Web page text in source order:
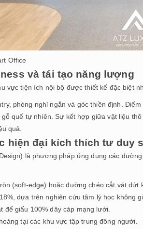
Office
và tái tạo năng lượng
vực tiện ích nội bộ được thiết kế đặc biệt
phòng nghỉ ngắn và góc thiền định.
quế tự nhiên. Sự kết hợp giữa vật liệu
quả.
hiện đại kích thích tư duy
là phương pháp ứng dụng các
(soft-edge) hoặc đường chéo cắt vát
dựa trên nghiên cứu tâm lý học không
để giấu 100% dây cáp mạng lưới.
tại các khu vực tập trung đông người.